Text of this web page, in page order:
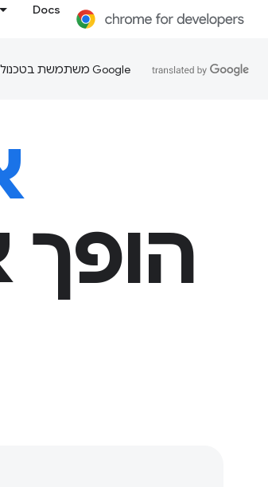
Docs
‫Google משתמשת בטכנולוגיית AI כדי לתרגם תוכן לשפה המועדפת עליך. בתרגומים כאלו עשויות להיות שגיאות.
הופך